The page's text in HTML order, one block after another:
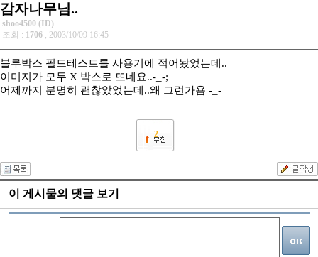
감자나무님..
shoo4500 (ID)
조회 : 1706 , 2003/10/09 16:45
블루박스 필드테스트를 사용기에 적어놨었는데..
이미지가 모두 X 박스로 뜨네요..-_-;
어제까지 분명히 괜찮았었는데..왜 그런가욤 -_-
2
이 게시물의 댓글 보기